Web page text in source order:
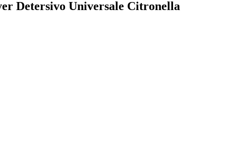
Detersivo Universale Citronella